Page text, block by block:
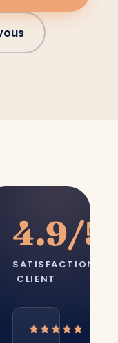
4.9/5
SATISFACTION
CLIENT